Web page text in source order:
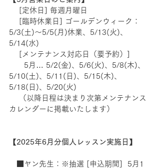
[定休日] 毎週月曜日
[臨時休業日] ゴールデンウィーク：
5/3(土)〜5/5(月)休業、5/13(火)、
5/14(水)
[メンテナンス対応日（要予約）]
5月… 5/2(金)、5/6(火)、5/8(木)、
5/10(土)、5/11(日)、5/15(木)、
5/18(日)、5/20(火)
（以降日程は決まり次第メンテナンス
カレンダーに掲載いたします）
【 2025年6月分個人レッスン実施日 】
■ヤン先生：※抽選 [申込期間]  5月1